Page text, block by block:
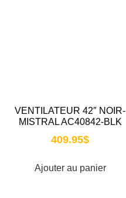
VENTILATEUR 42″ NOIR-
MISTRAL AC40842-BLK
409.95$
Ajouter au panier